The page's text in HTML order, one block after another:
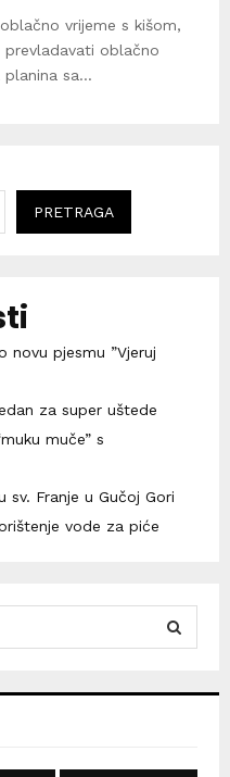
vrijeme s kišom,
prevladavati oblačno
sa...
PRETRAGA
novu pjesmu ”Vjeruj
za super uštede
muče” s
sv. Franje u Gučoj Gori
vode za piće